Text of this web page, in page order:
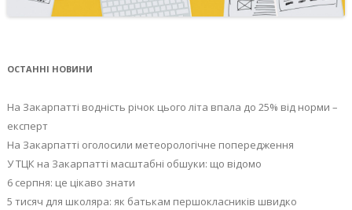
ОСТАННІ НОВИНИ
На Закарпатті водність річок цього літа впала до 25% від норми –
експерт
На Закарпатті оголосили метеорологічне попередження
У ТЦК на Закарпатті масштабні обшуки: що відомо
6 серпня: це цікаво знати
5 тисяч для школяра: як батькам першокласників швидко